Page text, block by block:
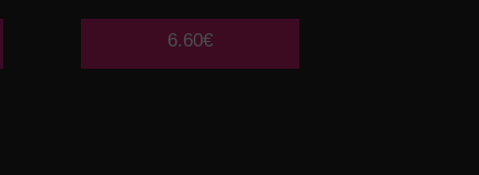
6.60€